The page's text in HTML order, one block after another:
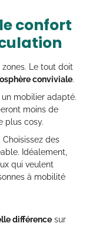
confort
zones. Le tout doit
conviviale.
mobilier adapté.
moins de
plus cosy.
. Choisissez des
Idéalement,
qui veulent
à mobilité
différence sur